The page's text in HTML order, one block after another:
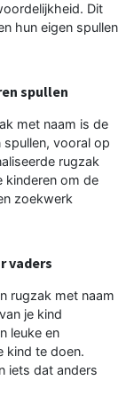
Dit
hun eigen spullen
spullen
met naam is de
spullen, vooral op
rugzak
kinderen om de
zoekwerk
vaders
rugzak met naam
je kind
leuke en
kind te doen.
iets dat anders